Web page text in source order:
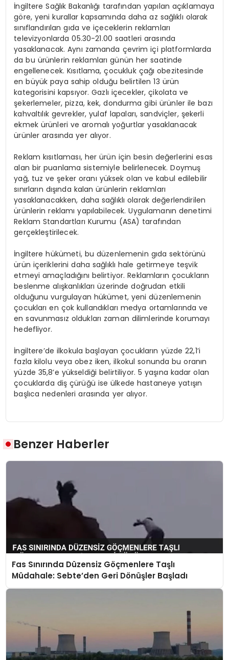
İngiltere Sağlık Bakanlığı tarafından yapılan açıklamaya
göre, yeni kurallar kapsamında daha az sağlıklı olarak
sınıflandırılan gıda ve içeceklerin reklamları
televizyonlarda 05.30-21.00 saatleri arasında
yasaklanacak. Aynı zamanda çevrim içi platformlarda
da bu ürünlerin reklamları günün her saatinde
engellenecek. Kısıtlama, çocukluk çağı obezitesinde
en büyük paya sahip olduğu belirtilen 13 ürün
kategorisini kapsıyor. Gazlı içecekler, çikolata ve
şekerlemeler, pizza, kek, dondurma gibi ürünler ile bazı
kahvaltılık gevrekler, yulaf lapaları, sandviçler, şekerli
ekmek ürünleri ve aromalı yoğurtlar yasaklanacak
ürünler arasında yer alıyor.
Reklam kısıtlaması, her ürün için besin değerlerini esas
alan bir puanlama sistemiyle belirlenecek. Doymuş
yağ, tuz ve şeker oranı yüksek olan ve kabul edilebilir
sınırların dışında kalan ürünlerin reklamları
yasaklanacakken, daha sağlıklı olarak değerlendirilen
ürünlerin reklamı yapılabilecek. Uygulamanın denetimi
Reklam Standartları Kurumu (ASA) tarafından
gerçekleştirilecek.
İngiltere hükümeti, bu düzenlemenin gıda sektörünü
ürün içeriklerini daha sağlıklı hale getirmeye teşvik
etmeyi amaçladığını belirtiyor. Reklamların çocukların
beslenme alışkanlıkları üzerinde doğrudan etkili
olduğunu vurgulayan hükümet, yeni düzenlemenin
çocukları en çok kullandıkları medya ortamlarında ve
en savunmasız oldukları zaman dilimlerinde korumayı
hedefliyor.
İngiltere’de ilkokula başlayan çocukların yüzde 22,1’i
fazla kilolu veya obez iken, ilkokul sonunda bu oranın
yüzde 35,8’e yükseldiği belirtiliyor. 5 yaşına kadar olan
çocuklarda diş çürüğü ise ülkede hastaneye yatışın
başlıca nedenleri arasında yer alıyor.
Benzer Haberler
Fas Sınırında Düzensiz Göçmenlere Taşlı
Müdahale: Sebte’den Geri Dönüşler Başladı